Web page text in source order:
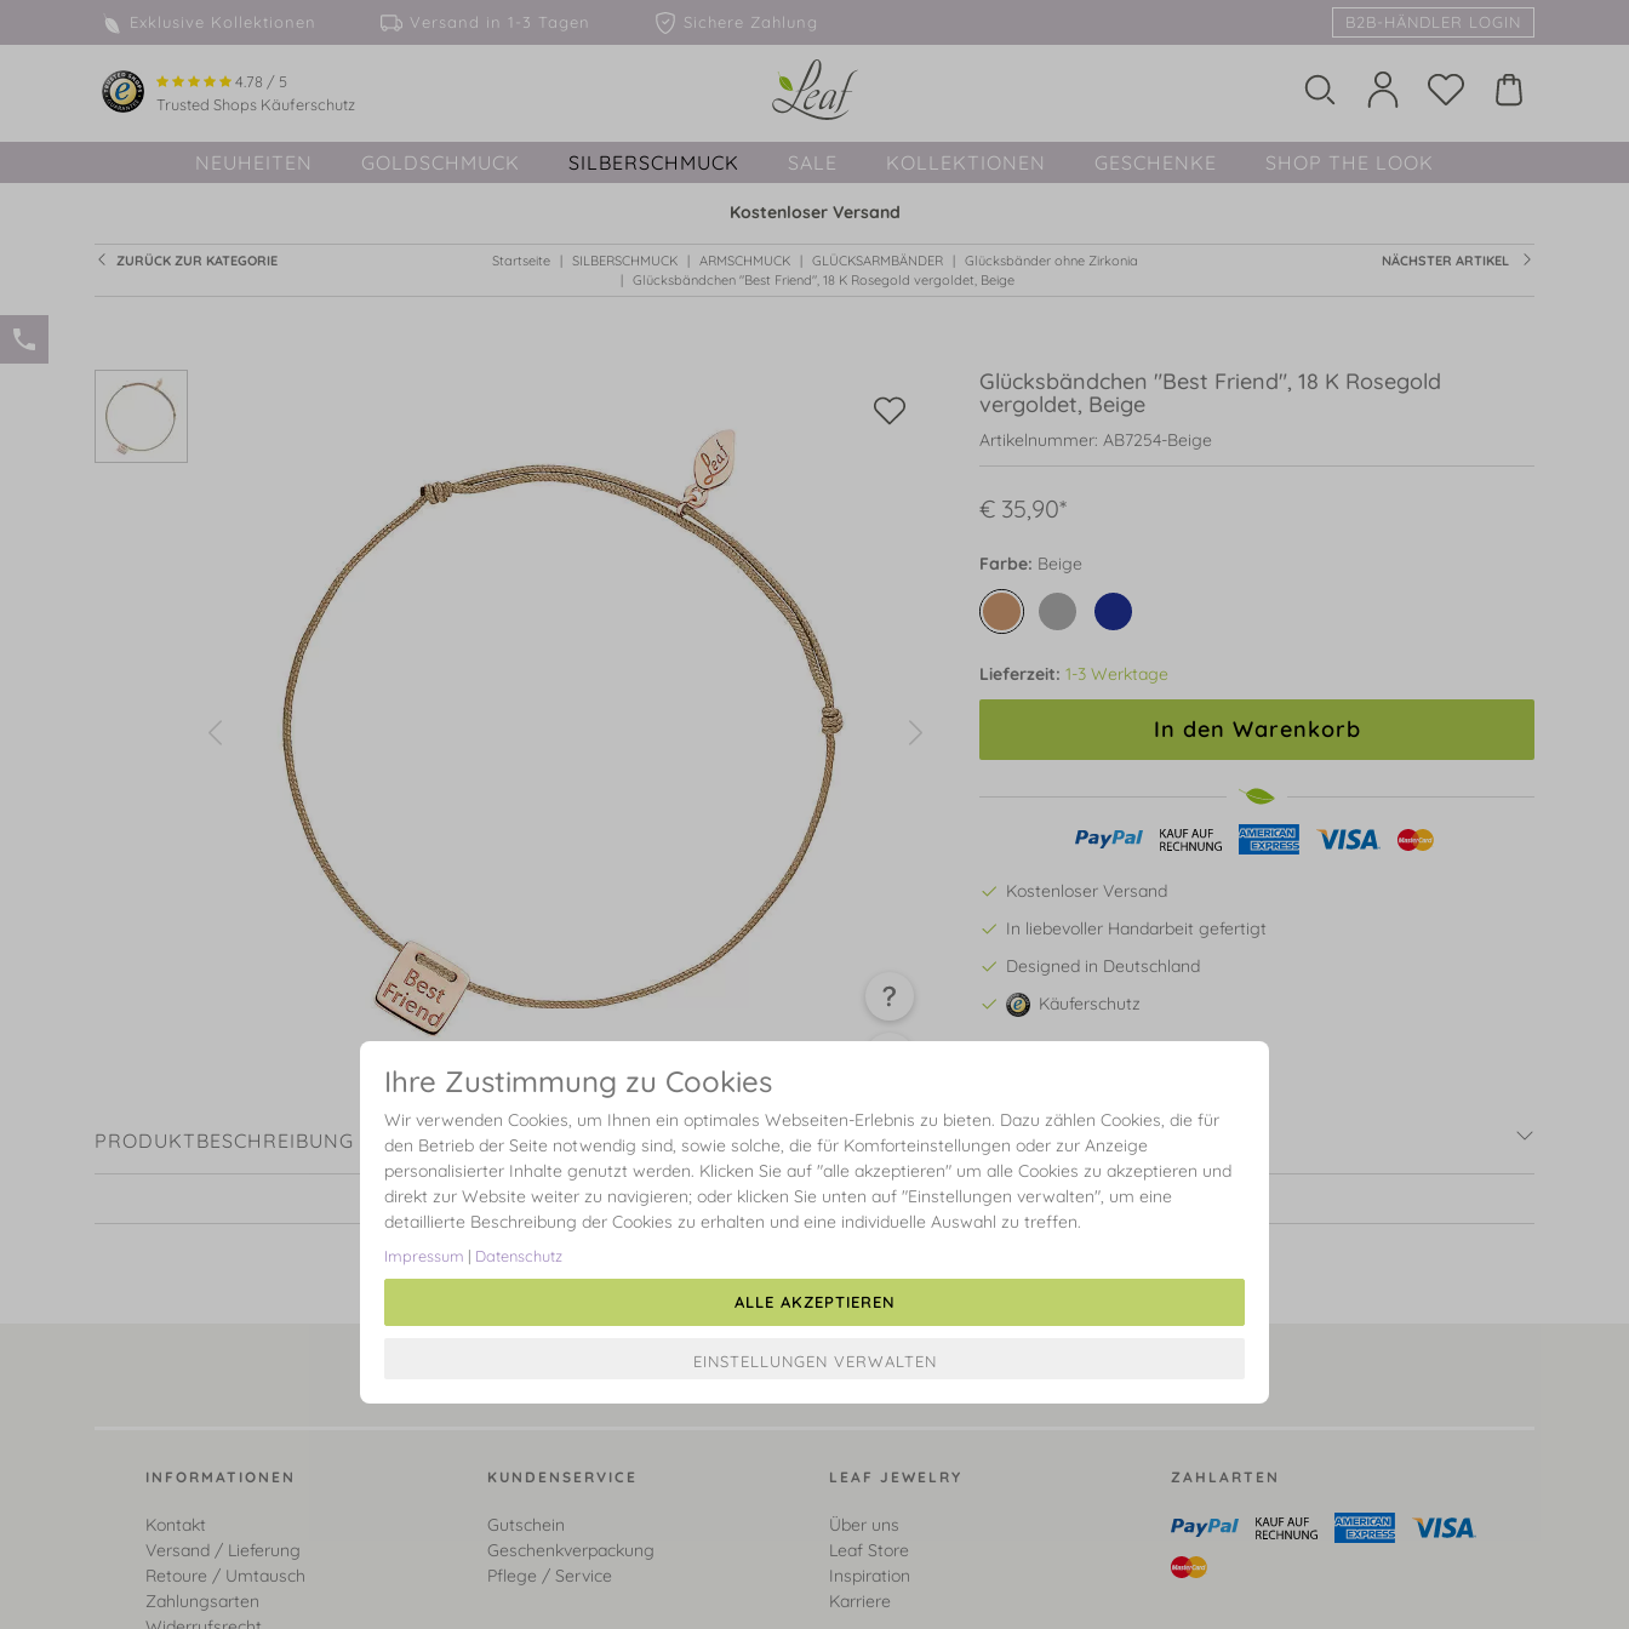
Exklusive Kollektionen Versand in 1-3 Tagen Sichere Zahlung B2B-HÄNDLER LOGIN
4.78 / 5
Trusted Shops Käuferschutz
NEUHEITEN GOLDSCHMUCK SILBERSCHMUCK SALE KOLLEKTIONEN GESCHENKE SHOP THE LOOK
Kostenloser Versand
ZURÜCK ZUR KATEGORIE Startseite SILBERSCHMUCK ARMSCHMUCK GLÜCKSARMBÄNDER
Glücksbänder ohne Zirkonia
Glücksbändchen "Best Friend", 18 K Rosegold vergoldet, Beige
NÄCHSTER ARTIKEL
Glücksbändchen "Best Friend", 18 K Rosegold
vergoldet, Beige
Artikelnummer: AB7254-Beige
€ 35,90*
Farbe: Beige
Lieferzeit: 1-3 Werktage
In den Warenkorb
Kostenloser Versand
In liebevoller Handarbeit gefertigt
Designed in Deutschland
Käuferschutz
PRODUKTBESCHREIBUNG
INFORMATIONEN
Kontakt
Versand / Lieferung
Retoure / Umtausch
Zahlungsarten
KUNDENSERVICE
Gutschein
Geschenkverpackung
Pflege / Service
LEAF JEWELRY
Über uns
Leaf Store
Inspiration
Karriere
ZAHLARTEN
Ihre Zustimmung zu Cookies
Wir verwenden Cookies, um Ihnen ein optimales Webseiten-Erlebnis zu bieten. Dazu zählen Cookies, die für
den Betrieb der Seite notwendig sind, sowie solche, die für Komforteinstellungen oder zur Anzeige
personalisierter Inhalte genutzt werden. Klicken Sie auf "alle akzeptieren" um alle Cookies zu akzeptieren und
direkt zur Website weiter zu navigieren; oder klicken Sie unten auf "Einstellungen verwalten", um eine
detaillierte Beschreibung der Cookies zu erhalten und eine individuelle Auswahl zu treffen.
Impressum | Datenschutz
ALLE AKZEPTIEREN